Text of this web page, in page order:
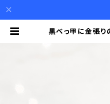
黒べっ甲に金張り